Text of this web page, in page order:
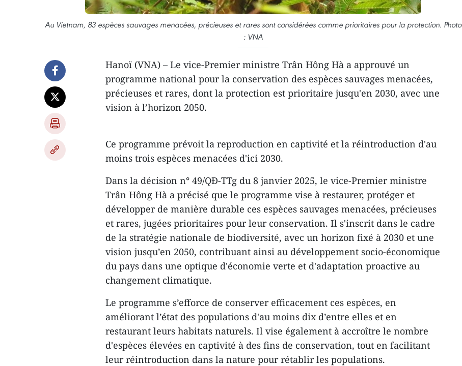
Au Vietnam, 83 espèces sauvages menacées, précieuses et rares sont considérées comme prioritaires pour la protection. Photo
: VNA
Hanoï (VNA) – Le vice-Premier ministre Trân Hông Hà a approuvé un
programme national pour la conservation des espèces sauvages menacées,
précieuses et rares, dont la protection est prioritaire jusqu'en 2030, avec une
vision à l’horizon 2050.
Ce programme prévoit la reproduction en captivité et la réintroduction d'au
moins trois espèces menacées d'ici 2030.
Dans la décision n° 49/QĐ-TTg du 8 janvier 2025, le vice-Premier ministre
Trân Hông Hà a précisé que le programme vise à restaurer, protéger et
développer de manière durable ces espèces sauvages menacées, précieuses
et rares, jugées prioritaires pour leur conservation. Il s'inscrit dans le cadre
de la stratégie nationale de biodiversité, avec un horizon fixé à 2030 et une
vision jusqu’en 2050, contribuant ainsi au développement socio-économique
du pays dans une optique d'économie verte et d'adaptation proactive au
changement climatique.
Le programme s’efforce de conserver efficacement ces espèces, en
améliorant l’état des populations d'au moins dix d’entre elles et en
restaurant leurs habitats naturels. Il vise également à accroître le nombre
d'espèces élevées en captivité à des fins de conservation, tout en facilitant
leur réintroduction dans la nature pour rétablir les populations.